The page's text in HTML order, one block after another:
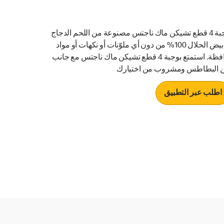
وجبة 4 قطع تشيكن ماك ناجتس مصنوعة من اللحم الدجاج
الأبيض الحلال 100% من دون أي ملوّنات أو نكهات أو مواد
حافظة. استمتع بوجبة 4 قطع تشيكن ماك ناجتس مع جانب
البطاطس ومشروب من اختيارك
اطلب عبر التطبيق